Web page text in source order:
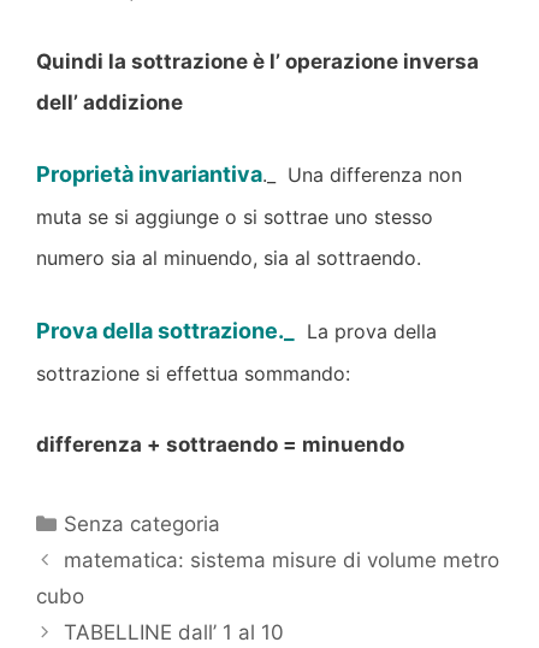
Quindi la sottrazione è l’ operazione inversa
dell’ addizione
Proprietà invariantiva._ Una differenza non
muta se si aggiunge o si sottrae uno stesso
numero sia al minuendo, sia al sottraendo.
Prova della sottrazione._
La prova della
sottrazione si effettua sommando:
differenza + sottraendo = minuendo
Categorie
Senza categoria
matematica: sistema misure di volume metro
cubo
TABELLINE dall’ 1 al 10